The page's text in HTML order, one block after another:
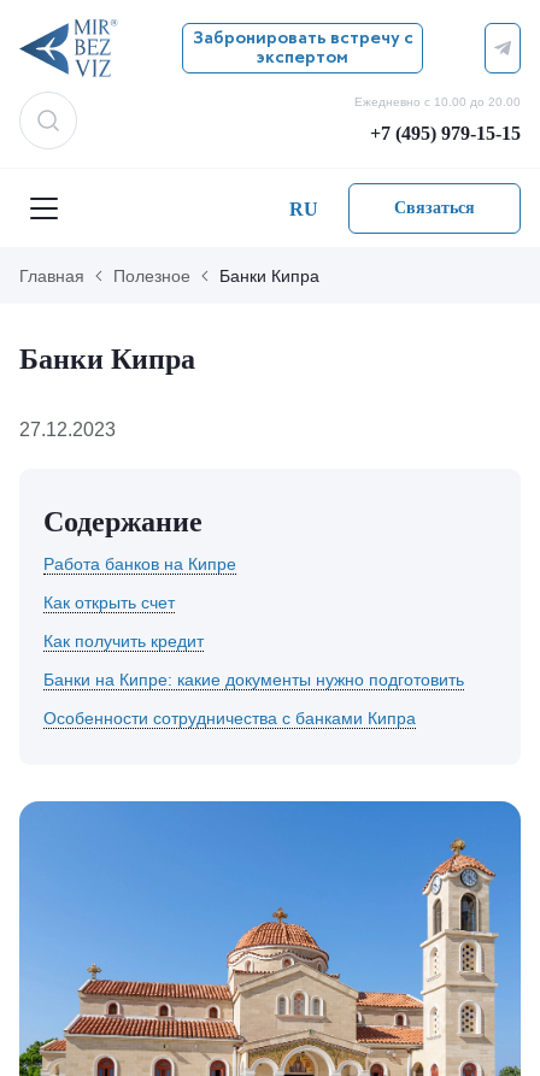
Забронировать встречу с
экспертом
Ежедневно с 10.00 до 20.00
+7 (495) 979-15-15
RU Связаться
Главная Полезное Банки Кипра
Банки Кипра
27.12.2023
Содержание
Работа банков на Кипре
Как открыть счет
Как получить кредит
Банки на Кипре: какие документы нужно подготовить
Особенности сотрудничества с банками Кипра